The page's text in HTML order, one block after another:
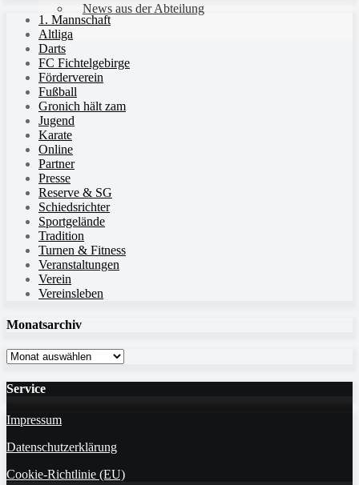
News aus der Abteilung
1. Mannschaft
Altliga
Darts
FC Fichtelgebirge
Förderverein
Fußball
Gronich hält zam
Jugend
Karate
Online
Partner
Presse
Reserve & SG
Schiedsrichter
Sportgelände
Tradition
Turnen & Fitness
Veranstaltungen
Verein
Vereinsleben
Monatsarchiv
Monatsarchiv
Service
Impressum
Datenschutzerklärung
Cookie-Richtlinie (EU)